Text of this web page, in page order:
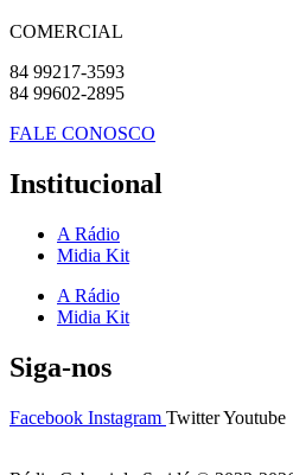
COMERCIAL
84 99217-3593
84 99602-2895
FALE CONOSCO
Institucional
A Rádio
Midia Kit
A Rádio
Midia Kit
Siga-nos
Facebook Instagram TwitterYoutube